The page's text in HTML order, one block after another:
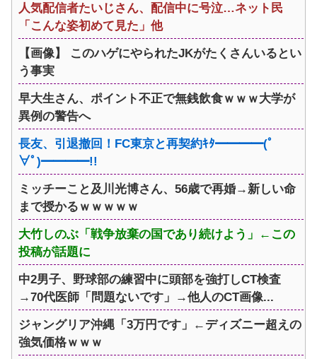
人気配信者たいじさん、配信中に号泣…ネット民
「こんな姿初めて見た」他
【画像】 このハゲにやられたJKがたくさんいるとい
う事実
早大生さん、ポイント不正で無銭飲食ｗｗｗ大学が
異例の警告へ
長友、引退撤回！FC東京と再契約ｷﾀ━━━━(ﾟ
∀ﾟ)━━━━!!
ミッチーこと及川光博さん、56歳で再婚→新しい命
まで授かるｗｗｗｗｗ
大竹しのぶ「戦争放棄の国であり続けよう」←この
投稿が話題に
中2男子、野球部の練習中に頭部を強打しCT検査
→70代医師「問題ないです」→他人のCT画像...
ジャングリア沖縄「3万円です」←ディズニー超えの
強気価格ｗｗｗ